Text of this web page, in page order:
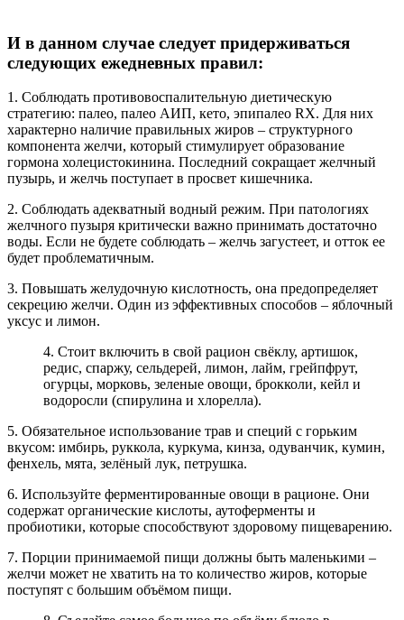
И в данном случае следует придерживаться
следующих ежедневных правил:
1. Соблюдать противовоспалительную диетическую
стратегию: палео, палео АИП, кето, эпипалео RX. Для них
характерно наличие правильных жиров – структурного
компонента желчи, который стимулирует образование
гормона холецистокинина. Последний сокращает желчный
пузырь, и желчь поступает в просвет кишечника.
2. Соблюдать адекватный водный режим. При патологиях
желчного пузыря критически важно принимать достаточно
воды. Если не будете соблюдать – желчь загустеет, и отток ее
будет проблематичным.
3. Повышать желудочную кислотность, она предопределяет
секрецию желчи. Один из эффективных способов – яблочный
уксус и лимон.
4. Стоит включить в свой рацион свёклу, артишок,
редис, спаржу, сельдерей, лимон, лайм, грейпфрут,
огурцы, морковь, зеленые овощи, брокколи, кейл и
водоросли (спирулина и хлорелла).
5. Обязательное использование трав и специй с горьким
вкусом: имбирь, руккола, куркума, кинза, одуванчик, кумин,
фенхель, мята, зелёный лук, петрушка.
6. Используйте ферментированные овощи в рационе. Они
содержат органические кислоты, аутоферменты и
пробиотики, которые способствуют здоровому пищеварению.
7. Порции принимаемой пищи должны быть маленькими –
желчи может не хватить на то количество жиров, которые
поступят с большим объёмом пищи.